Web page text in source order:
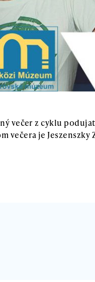
večer z cyklu
večera je